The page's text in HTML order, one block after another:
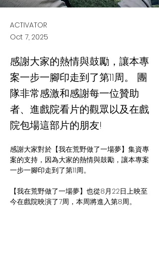
ACTIVATOR
Oct 7, 2025
感謝大家的熱情與鼓勵，讓本專
案一步一腳印走到了第11周。 團
隊非常感激和感謝每一位贊助
者、進戲院看片的觀眾以及在戲
院包場這部片的朋友!
感謝大家對於【我在荒野做了一場夢】集資專
案的支持，因為大家的熱情與鼓勵，讓本專案
一步一腳印走到了第11周。
【我在荒野做了一場夢】也從8月22日上映至
今在戲院映演了7周，本周將進入第8周。